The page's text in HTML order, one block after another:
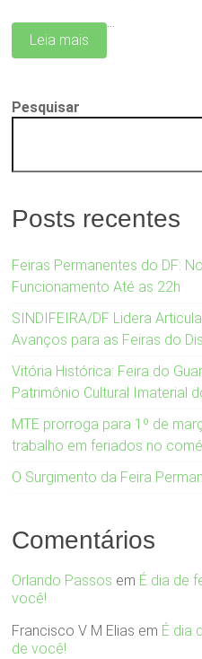
…
Leia mais
Pesquisar
Posts recentes
Feiras Permanentes do DF:
Funcionamento Até as 22h
SINDIFEIRA/DF Lidera
Avanços para as Feiras do
Vitória Histórica: Feira do
Patrimônio Cultural Imaterial
MTE prorroga para 1º de
trabalho em feriados no
O Surgimento da Feira
Comentários
Orlando Passos em É dia de
você!
Francisco V M Elias em É dia
de você!